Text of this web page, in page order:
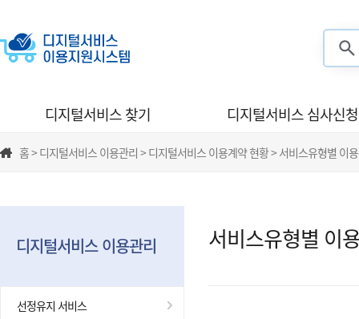
디지털서비스 찾기 디지털서비스 심사신청
홈 > 디지털서비스 이용관리 > 디지털서비스 이용계약 현황 > 서비스유형별 이
디지털서비스 이용관리
선정유지 서비스
서비스유형별 이